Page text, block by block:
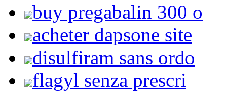
buy pregabalin 300 o
acheter dapsone site
disulfiram sans ordo
flagyl senza prescri